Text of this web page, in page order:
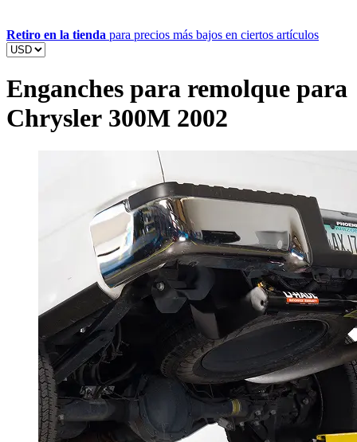
Retiro en la tienda para precios más bajos en ciertos artículos
Enganches para remolque para
Chrysler 300M 2002